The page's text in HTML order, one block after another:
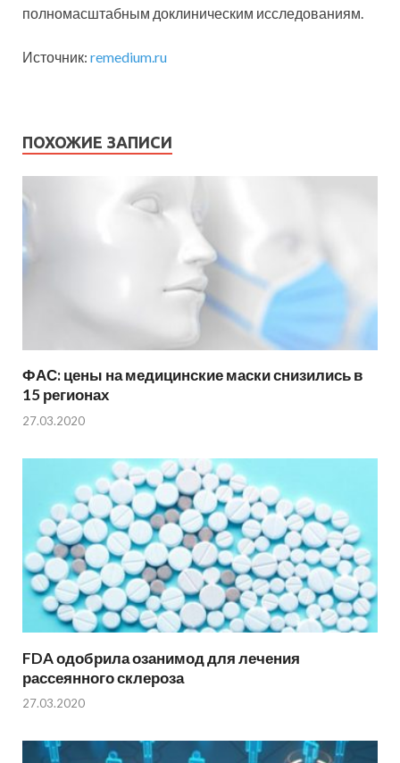
полномасштабным доклиническим исследованиям.
Источник: remedium.ru
ПОХОЖИЕ ЗАПИСИ
ФАС: цены на медицинские маски снизились в
15 регионах
27.03.2020
FDA одобрила озанимод для лечения
рассеянного склероза
27.03.2020